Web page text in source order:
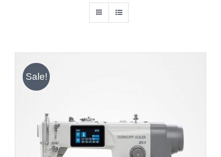
Sale!
IN DEN WARENKORB / DETAILS